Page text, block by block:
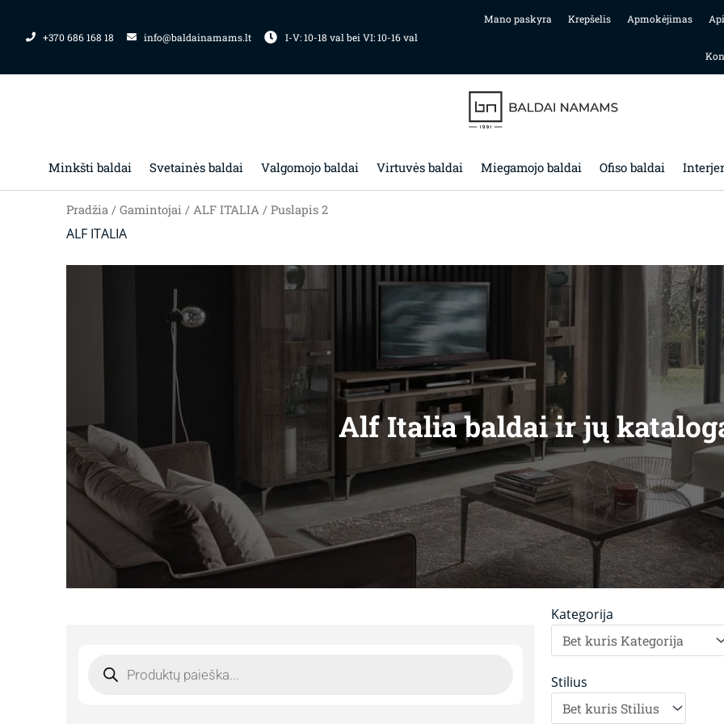
+370 686 168 18 info@baldainamams.lt I-V: 10-18 val bei VI: 10-16 val
Mano paskyra Krepšelis Apmokėjimas
Minkšti baldai Svetainės baldai Valgomojo baldai Virtuvės baldai Miegamojo baldai Ofiso baldai
Pradžia / Gamintojai / ALF ITALIA / Puslapis 2
ALF ITALIA
Alf Italia baldai ir jų
Kategorija
Stilius